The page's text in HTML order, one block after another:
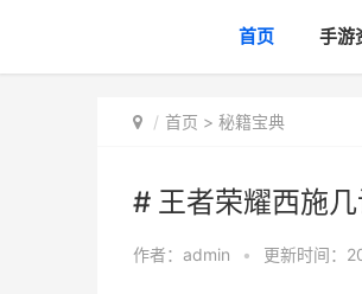
首页 手游
首页 > 秘籍宝典
# 王者荣耀西施
作者： admin • 更新时间：